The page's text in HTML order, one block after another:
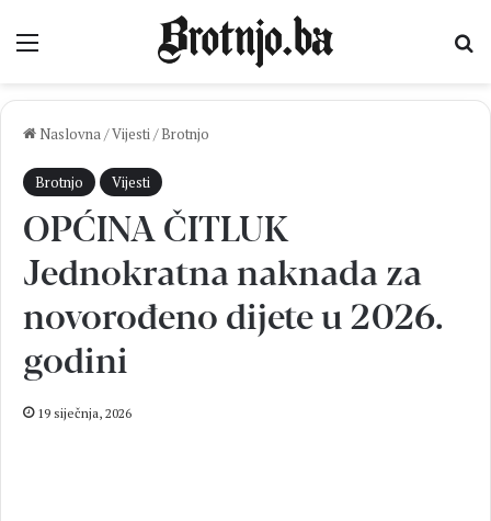
Izbornik
Naslovna/Vijesti/ Brotnjo
Brotnjo Vijesti
OPĆINA ČITLUK
Jednokratna naknada za
novorođeno dijete u 2026.
godini
19 siječnja, 2026